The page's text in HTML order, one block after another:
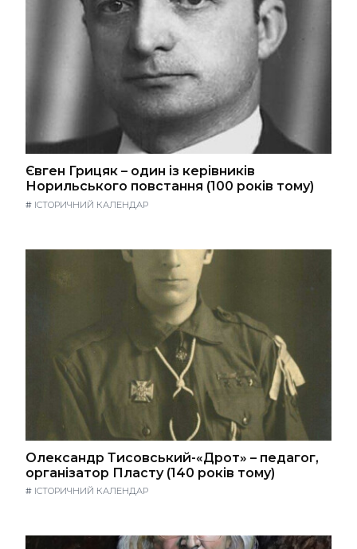
Євген Грицяк – один із керівників
Норильського повстання (100 років тому)
# ІСТОРИЧНИЙ КАЛЕНДАР
Олександр Тисовський-«Дрот» – педагог,
організатор Пласту (140 років тому)
# ІСТОРИЧНИЙ КАЛЕНДАР